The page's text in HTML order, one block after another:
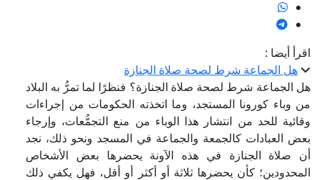
أيضا :
هل الجماعة شرط لصحة صلاة الجنازة
الجماعة شرط لصحة صلاة الجنازة؟ فنظرًا لما تمرُّ به البلاد
وباء كورونا المستجد، وما اتخذته الحكومات من إجراءات
للحد من انتشار هذا الوباء من منع التجمُّعات، وإرجاء
العبادات كالجمعة والجماعة في المسجد ونحو ذلك، نجد
صلاة الجنازة في هذه الآونة يحضرها بعض الأشخاص
كأن يحضرها ثلاثة أو أكثر أو أقل، فهل يكفي ذلك